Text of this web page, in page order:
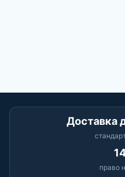
Доставка
право